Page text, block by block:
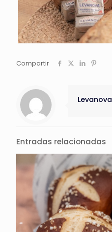
Compartir
Levanova
Entradas relacionadas